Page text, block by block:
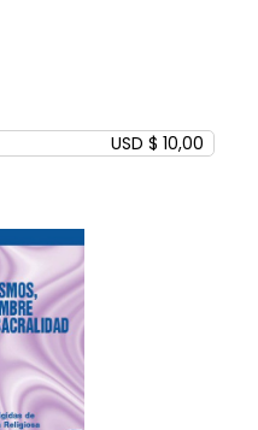
USD $ 10,00